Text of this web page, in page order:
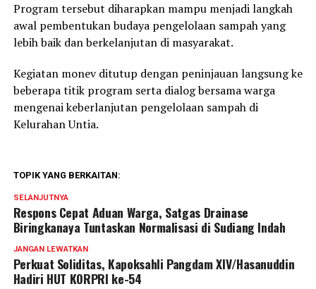
Program tersebut diharapkan mampu menjadi langkah
awal pembentukan budaya pengelolaan sampah yang
lebih baik dan berkelanjutan di masyarakat.
Kegiatan monev ditutup dengan peninjauan langsung ke
beberapa titik program serta dialog bersama warga
mengenai keberlanjutan pengelolaan sampah di
Kelurahan Untia.
TOPIK YANG BERKAITAN:
SELANJUTNYA
Respons Cepat Aduan Warga, Satgas Drainase
Biringkanaya Tuntaskan Normalisasi di Sudiang Indah
JANGAN LEWATKAN
Perkuat Soliditas, Kapoksahli Pangdam XIV/Hasanuddin
Hadiri HUT KORPRI ke-54